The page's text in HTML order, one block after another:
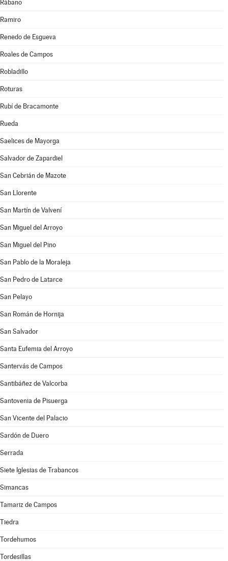
Rábano
Ramiro
Renedo de Esgueva
Roales de Campos
Robladillo
Roturas
Rubí de Bracamonte
Rueda
Saelices de Mayorga
Salvador de Zapardiel
San Cebrián de Mazote
San Llorente
San Martín de Valvení
San Miguel del Arroyo
San Miguel del Pino
San Pablo de la Moraleja
San Pedro de Latarce
San Pelayo
San Román de Hornija
San Salvador
Santa Eufemia del Arroyo
Santervás de Campos
Santibáñez de Valcorba
Santovenia de Pisuerga
San Vicente del Palacio
Sardón de Duero
Serrada
Siete Iglesias de Trabancos
Simancas
Tamariz de Campos
Tiedra
Tordehumos
Tordesillas